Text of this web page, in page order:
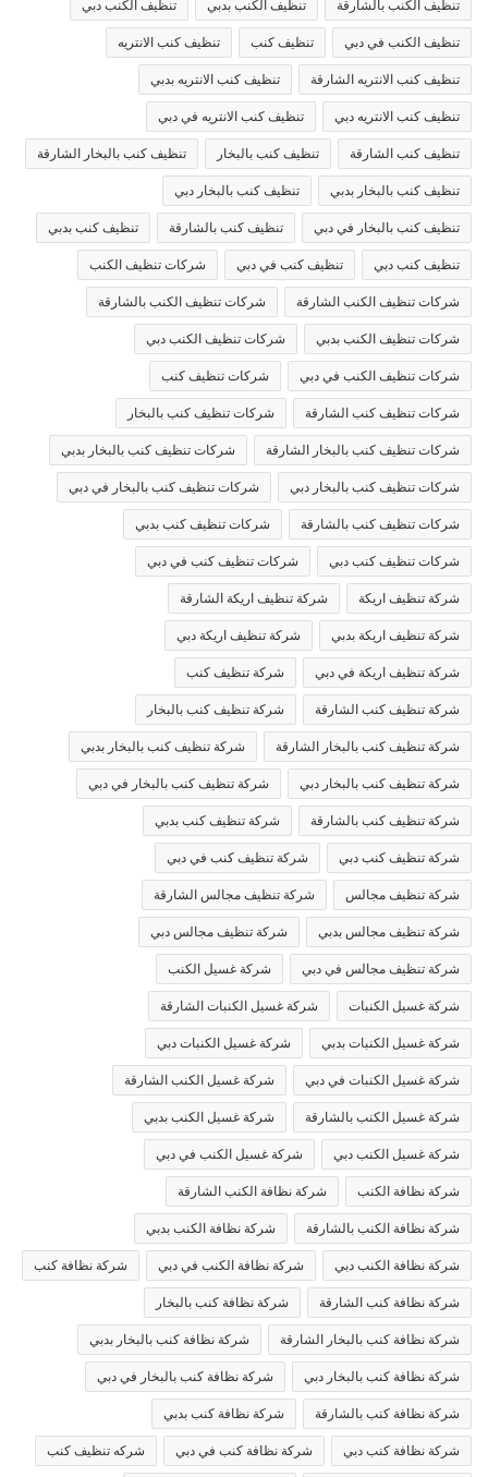
تنظيف الكنب بالشارقة تنظيف الكنب بدبي تنظيف الكنب دبي
تنظيف الكنب في دبي تنظيف كنب تنظيف كنب الانتريه
تنظيف كنب الانتريه الشارقة تنظيف كنب الانتريه بدبي
تنظيف كنب الانتريه دبي تنظيف كنب الانتريه في دبي
تنظيف كنب الشارقة تنظيف كنب بالبخار تنظيف كنب بالبخار الشارقة
تنظيف كنب بالبخار بدبي تنظيف كنب بالبخار دبي
تنظيف كنب بالبخار في دبي تنظيف كنب بالشارقة تنظيف كنب بدبي
تنظيف كنب دبي تنظيف كنب في دبي شركات تنظيف الكنب
شركات تنظيف الكنب الشارقة شركات تنظيف الكنب بالشارقة
شركات تنظيف الكنب بدبي شركات تنظيف الكنب دبي
شركات تنظيف الكنب في دبي شركات تنظيف كنب
شركات تنظيف كنب الشارقة شركات تنظيف كنب بالبخار
شركات تنظيف كنب بالبخار الشارقة شركات تنظيف كنب بالبخار بدبي
شركات تنظيف كنب بالبخار دبي شركات تنظيف كنب بالبخار في دبي
شركات تنظيف كنب بالشارقة شركات تنظيف كنب بدبي
شركات تنظيف كنب دبي شركات تنظيف كنب في دبي
شركة تنظيف اريكة شركة تنظيف اريكة الشارقة
شركة تنظيف اريكة بدبي شركة تنظيف اريكة دبي
شركة تنظيف اريكة في دبي شركة تنظيف كنب
شركة تنظيف كنب الشارقة شركة تنظيف كنب بالبخار
شركة تنظيف كنب بالبخار الشارقة شركة تنظيف كنب بالبخار بدبي
شركة تنظيف كنب بالبخار دبي شركة تنظيف كنب بالبخار في دبي
شركة تنظيف كنب بالشارقة شركة تنظيف كنب بدبي
شركة تنظيف كنب دبي شركة تنظيف كنب في دبي
شركة تنظيف مجالس شركة تنظيف مجالس الشارقة
شركة تنظيف مجالس بدبي شركة تنظيف مجالس دبي
شركة تنظيف مجالس في دبي شركة غسيل الكنب
شركة غسيل الكنبات شركة غسيل الكنبات الشارقة
شركة غسيل الكنبات بدبي شركة غسيل الكنبات دبي
شركة غسيل الكنبات في دبي شركة غسيل الكنب الشارقة
شركة غسيل الكنب بالشارقة شركة غسيل الكنب بدبي
شركة غسيل الكنب دبي شركة غسيل الكنب في دبي
شركة نظافة الكنب شركة نظافة الكنب الشارقة
شركة نظافة الكنب بالشارقة شركة نظافة الكنب بدبي
شركة نظافة الكنب دبي شركة نظافة الكنب في دبي شركة نظافة كنب
شركة نظافة كنب الشارقة شركة نظافة كنب بالبخار
شركة نظافة كنب بالبخار الشارقة شركة نظافة كنب بالبخار بدبي
شركة نظافة كنب بالبخار دبي شركة نظافة كنب بالبخار في دبي
شركة نظافة كنب بالشارقة شركة نظافة كنب بدبي
شركة نظافة كنب دبي شركة نظافة كنب في دبي شركه تنظيف كنب